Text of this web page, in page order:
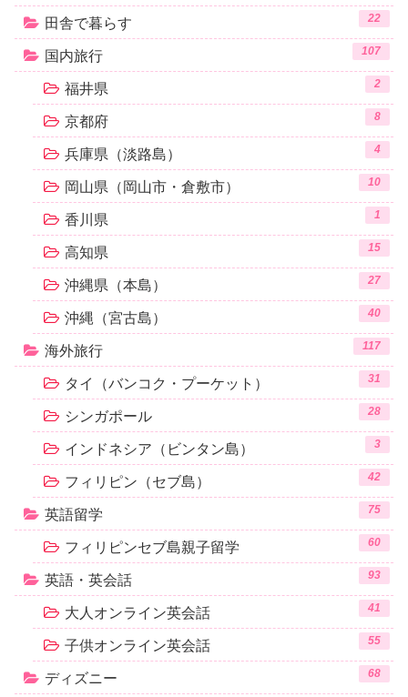
田舎で暮らす 22
国内旅行 107
福井県 2
京都府 8
兵庫県（淡路島） 4
岡山県（岡山市・倉敷市） 10
香川県 1
高知県 15
沖縄県（本島） 27
沖縄（宮古島） 40
海外旅行 117
タイ（バンコク・プーケット） 31
シンガポール 28
インドネシア（ビンタン島） 3
フィリピン（セブ島） 42
英語留学 75
フィリピンセブ島親子留学 60
英語・英会話 93
大人オンライン英会話 41
子供オンライン英会話 55
ディズニー 68